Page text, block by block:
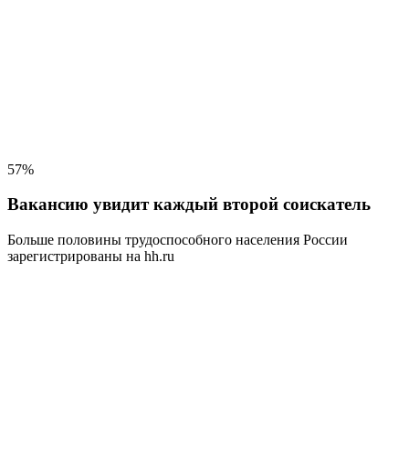
57%
Вакансию увидит каждый второй соискатель
Больше половины трудоспособного населения России
зарегистрированы на hh.ru